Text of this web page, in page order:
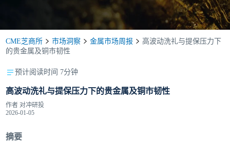
CME芝商所 市场洞察 金属市场周报
高波动洗礼与提保压力下
的贵金属及铜市韧性
预计阅读时间 7分钟
高波动洗礼与提保压力下的贵金属及铜市韧性
作者对冲研投
2026-01-05
摘要